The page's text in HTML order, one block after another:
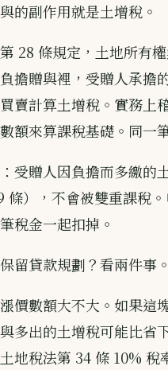
的副作用就是土增稅。
28 條規定，土地所有
擔贈與裡，受贈人承擔
賣計算土增稅。實務上
額來算課稅基礎。同一
受贈人因負擔而多繳的
條），不會被雙重課稅
稅金一起扣掉。
留貸款規劃？看兩件事。
價數額大不大。如果這
多出的土增稅可能比省
地稅法第 34 條 10%